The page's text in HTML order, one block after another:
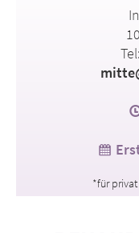
Tel:
*für